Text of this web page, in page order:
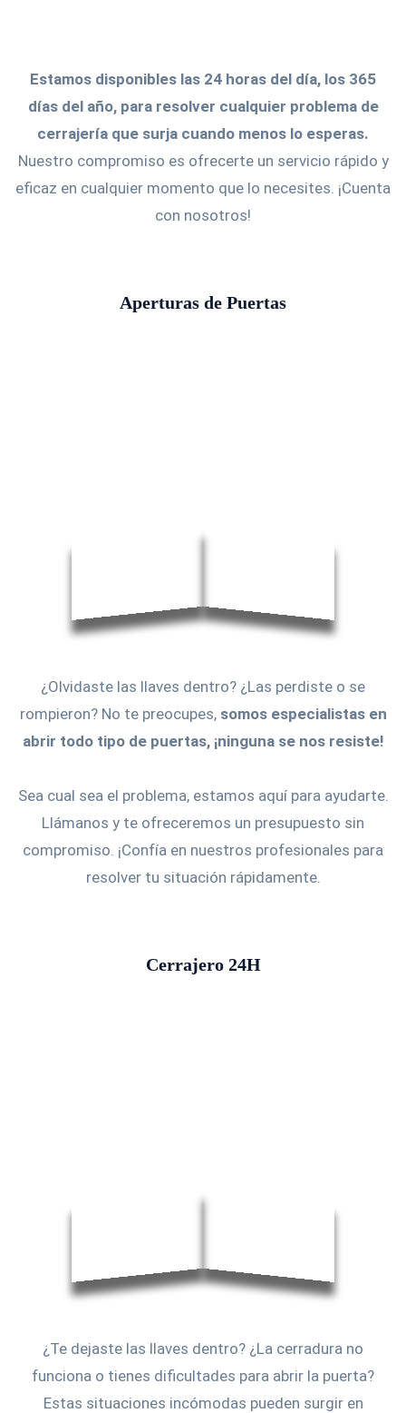
Estamos disponibles las 24 horas del día, los 365
días del año, para resolver cualquier problema de
cerrajería que surja cuando menos lo esperas.
Nuestro compromiso es ofrecerte un servicio rápido y
eficaz en cualquier momento que lo necesites. ¡Cuenta
con nosotros!
Aperturas de Puertas
¿Olvidaste las llaves dentro? ¿Las perdiste o se
rompieron? No te preocupes, somos especialistas en
abrir todo tipo de puertas, ¡ninguna se nos resiste!
Sea cual sea el problema, estamos aquí para ayudarte.
Llámanos y te ofreceremos un presupuesto sin
compromiso. ¡Confía en nuestros profesionales para
resolver tu situación rápidamente.
Cerrajero 24H
¿Te dejaste las llaves dentro? ¿La cerradura no
funciona o tienes dificultades para abrir la puerta?
Estas situaciones incómodas pueden surgir en